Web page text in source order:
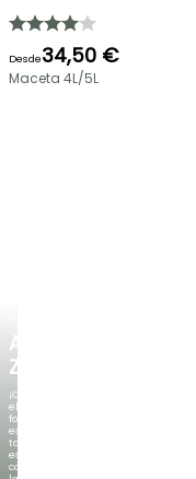
AGAPANTHUS
ZAMBEZI
¡Cuando
el
follaje
es
tan
espectacular
como
Desde34,50 €
Maceta 4L/5L